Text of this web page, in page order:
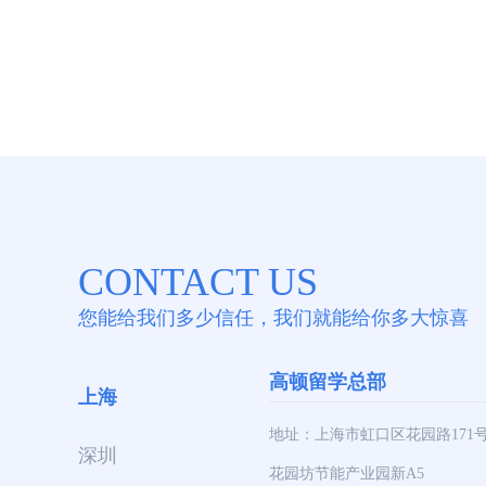
CONTACT US
您能给我们多少信任，我们就能给你多大惊喜
上海
深圳
高顿留学总部
地址：上海市虹口区花园路171
花园坊节能产业园新A5